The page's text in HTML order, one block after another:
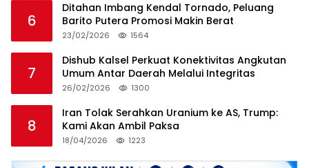
6
Ditahan Imbang Kendal Tornado, Peluang
Barito Putera Promosi Makin Berat
23/02/2026 1564
7
Dishub Kalsel Perkuat Konektivitas Angkutan
Umum Antar Daerah Melalui Integritas
26/02/2026 1300
8
Iran Tolak Serahkan Uranium ke AS, Trump:
Kami Akan Ambil Paksa
18/04/2026 1223